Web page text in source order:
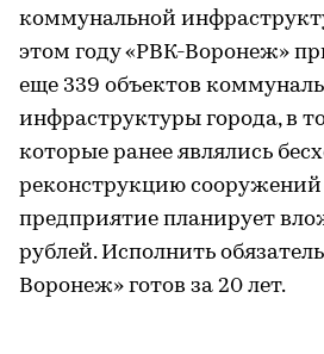
коммунальной
этом году «РВК-Воронеж»
еще 339 объектов
инфраструктуры города, в
которые ранее являлись
реконструкцию сооружений
предприятие планирует
рублей. Исполнить
Воронеж» готов за 20 лет.